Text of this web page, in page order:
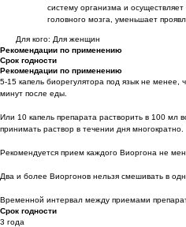
систему организма и
головного мозга, уменьшает
Для кого: Для женщин
Рекомендации по применению
Срок годности
Рекомендации по применению
5-15 капель биорегулятора под язык не
минут после еды.
Или 10 капель препарата растворить в 100 мл
принимать раствор в течении дня многократно.
Рекомендуется прием каждого Виоргона не
Два и более Виоргонов нельзя смешивать в
Временной интервал между приемами
Срок годности
3 года